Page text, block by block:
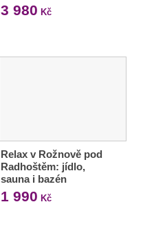
3 980 Kč
Relax v Rožnově pod
Radhoštěm: jídlo,
sauna i bazén
1 990 Kč